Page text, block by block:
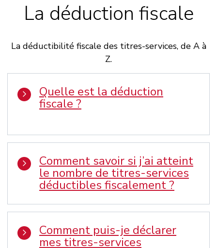
La déduction fiscale
La déductibilité fiscale des titres-services, de A à
Z.
Quelle est la déduction
fiscale ?
Comment savoir si j’ai atteint
le nombre de titres-services
déductibles fiscalement ?
Comment puis-je déclarer
mes titres-services